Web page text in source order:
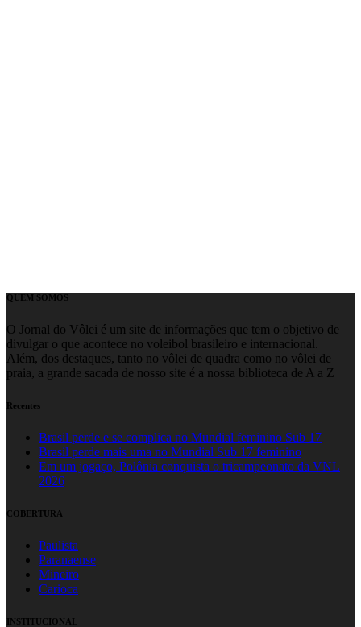
QUEM SOMOS
O Jornal do Vôlei é um site de informações que tem o objetivo de
divulgar o que acontece no voleibol brasileiro e internacional.
Além, dos destaques, tanto no vôlei de quadra como no vôlei de
praia, a grande sacada de nosso site é a nossa biblioteca de A a Z
Recentes
Brasil perde e se complica no Mundial feminino Sub 17
Brasil perde mais uma no Mundial Sub 17 feminino
Em um jogaço, Polônia conquista o tricampeonato da VNL
2026
COBERTURA
Paulista
Paranaense
Mineiro
Carioca
INSTITUCIONAL